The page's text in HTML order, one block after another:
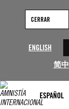
ENGLISH
简中
CERRAR
ESPAÑOL
contenido